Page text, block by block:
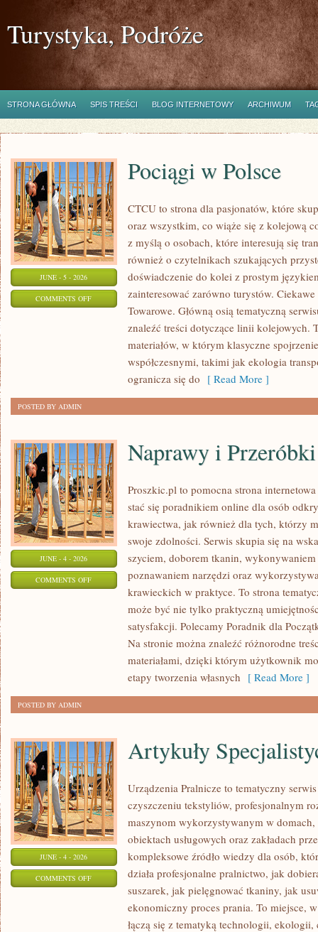
Turystyka, Podróże
STRONA GŁÓWNA SPIS TREŚCI BLOG INTERNETOWY ARCHIWUM
JUNE - 5 - 2026
COMMENTS OFFON
Pociągi w Polsce
CTCU to strona dla pasjonatów, które
oraz wszystkim, co wiąże się z kolejową
z myślą o osobach, które interesują się
również o czytelnikach szukających
doświadczenie do kolei z prostym
zainteresować zarówno turystów.
Towarowe. Główną osią tematyczną
znaleźć treści dotyczące linii kolejowych.
materiałów, w którym klasyczne
współczesnymi, takimi jak ekologia
ogranicza się do [ Read More ]
POSTED BY ADMIN
JUNE - 4 - 2026
COMMENTS OFFON
PRZERÓBKI
Naprawy i Przeróbki
Proszkic.pl to pomocna strona
stać się poradnikiem online dla osób
krawiectwa, jak również dla tych, którzy
swoje zdolności. Serwis skupia się na
szyciem, doborem tkanin,
poznawaniem narzędzi oraz
krawieckich w praktyce. To strona
może być nie tylko praktyczną
satysfakcji. Polecamy Poradnik dla
Na stronie można znaleźć różnorodne
materiałami, dzięki którym użytkownik
etapy tworzenia własnych [ Read More ]
POSTED BY ADMIN
JUNE - 4 - 2026
COMMENTS OFFON
ARTYKUŁY
SPECJALISTYCZNE
Artykuły
Urządzenia Pralnicze to tematyczny
czyszczeniu tekstyliów, profesjonalnym
maszynom wykorzystywanym w
obiektach usługowych oraz zakładach
kompleksowe źródło wiedzy dla osób,
działa profesjonalne pralnictwo, jak
suszarek, jak pielęgnować tkaniny, jak
ekonomiczny proces prania. To miejsce,
łączą się z tematyką technologii,